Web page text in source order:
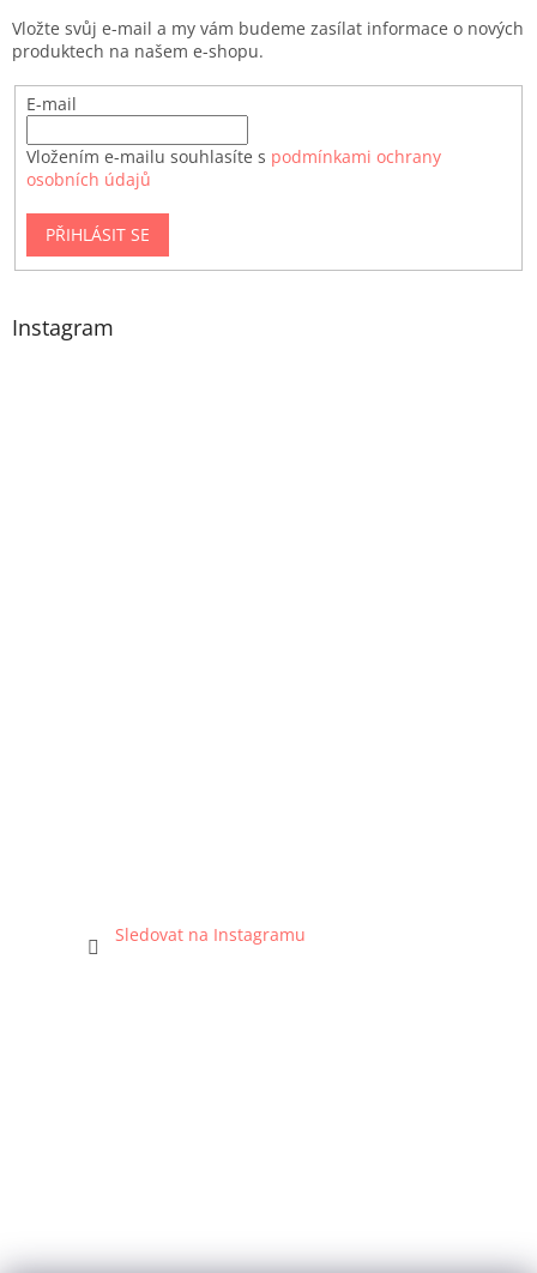
Vložte svůj e-mail a my vám budeme zasílat informace o nových
produktech na našem e-shopu.
E-mail
Vložením e-mailu souhlasíte s podmínkami ochrany
osobních údajů
PŘIHLÁSIT SE
Instagram
Sledovat na Instagramu